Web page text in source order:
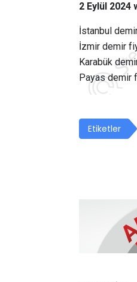
2 Eylül
İstanbul
İzmir demir
Karabük
Payas demir
Etiketler